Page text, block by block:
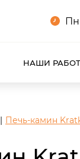
follow"/>
НАШИ
Печь-камин